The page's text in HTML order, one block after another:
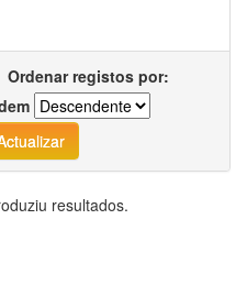
Ordenar registos por:
resultados.